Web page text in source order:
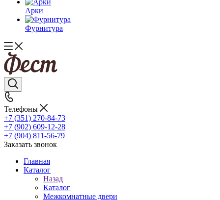
Арки
Фурнитура
Телефоны
+7 (351) 270-84-73
+7 (902) 609-12-28
+7 (904) 811-56-79
Заказать звонок
Главная
Каталог
Назад
Каталог
Межкомнатные двери